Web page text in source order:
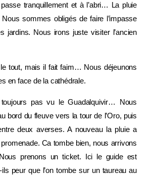
tranquillement et à l’abri… La pluie
Nous sommes obligés de faire l’impasse
jardins. Nous irons juste visiter l’ancien
le tout, mais il fait faim… Nous déjeunons
en face de la cathédrale.
toujours pas vu le Guadalquivir… Nous
bord du fleuve vers la tour de l’Oro, puis
deux averses. A nouveau la pluie a
Ca tombe bien, nous arrivons
prenons un ticket. Ici le guide est
ils peur que l’on tombe sur un taureau au